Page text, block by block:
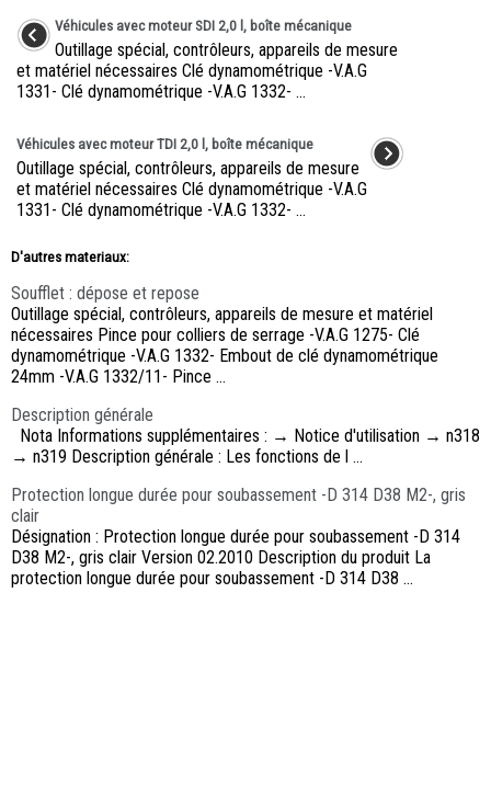
Véhicules avec moteur SDI 2,0 l, boîte mécanique
Outillage spécial, contrôleurs, appareils de mesure
et matériel nécessaires Clé dynamométrique -V.A.G
1331- Clé dynamométrique -V.A.G 1332- ...
Véhicules avec moteur TDI 2,0 l, boîte mécanique
Outillage spécial, contrôleurs, appareils de mesure
et matériel nécessaires Clé dynamométrique -V.A.G
1331- Clé dynamométrique -V.A.G 1332- ...
D'autres materiaux:
Soufflet : dépose et repose
Outillage spécial, contrôleurs, appareils de mesure et matériel
nécessaires Pince pour colliers de serrage -V.A.G 1275- Clé
dynamométrique -V.A.G 1332- Embout de clé dynamométrique
24mm -V.A.G 1332/11- Pince ...
Description générale
Nota Informations supplémentaires : → Notice d'utilisation → n318
→ n319 Description générale : Les fonctions de l ...
Protection longue durée pour soubassement -D 314 D38 M2-, gris
clair
Désignation : Protection longue durée pour soubassement -D 314
D38 M2-, gris clair Version 02.2010 Description du produit La
protection longue durée pour soubassement -D 314 D38 ...